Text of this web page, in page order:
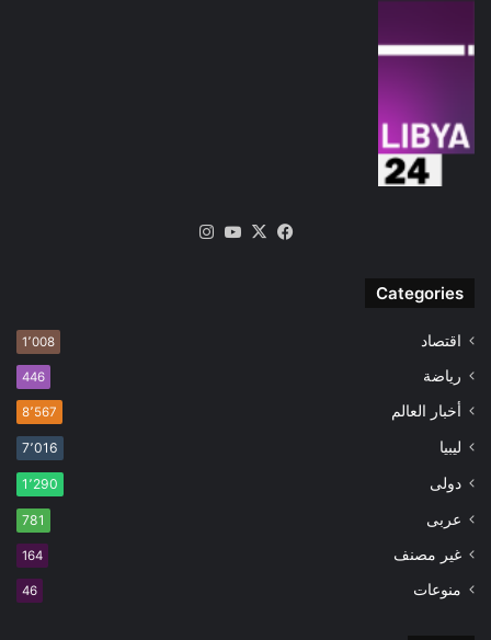
فيسبوك
‫X
‫YouTube
Categories
اقتصاد 1٬008
رياضة 446
أخبار العالم 8٬567
ليبيا 7٬016
دولى 1٬290
عربى 781
غير مصنف 164
منوعات 46